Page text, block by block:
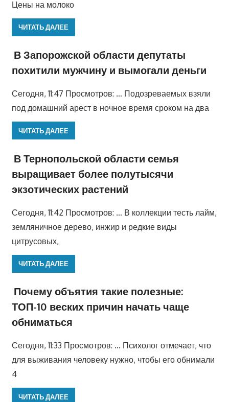
Цены на молоко
ЧИТАТЬ ДАЛЕЕ
В Запорожской области депутаты
похитили мужчину и вымогали деньги
Сегодня, 11:47 Просмотров: … Подозреваемых взяли
под домашний арест в ночное время сроком на два
ЧИТАТЬ ДАЛЕЕ
В Тернопольской области семья
выращивает более полутысячи
экзотических растений
Сегодня, 11:42 Просмотров: … В коллекции тесть лайм,
земляничное дерево, инжир и редкие виды
цитрусовых,
ЧИТАТЬ ДАЛЕЕ
Почему объятия такие полезные:
ТОП-10 веских причин начать чаще
обниматься
Сегодня, 11:33 Просмотров: … Психолог отмечает, что
для выживания человеку нужно, чтобы его обнимали
4
ЧИТАТЬ ДАЛЕЕ